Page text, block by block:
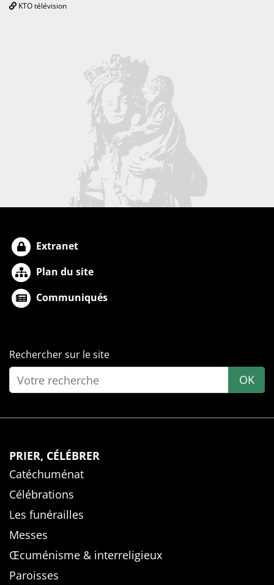
KTO télévision
Extranet
Plan du site
Communiqués
Rechercher sur le site
OK
PRIER, CÉLÉBRER
Catéchuménat
Célébrations
Les funérailles
Messes
Œcuménisme & interreligieux
Paroisses